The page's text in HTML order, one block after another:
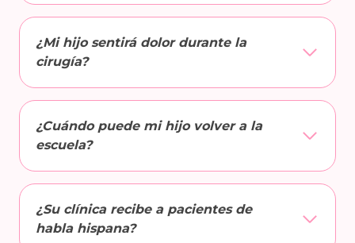
¿Mi hijo sentirá dolor durante la
cirugía?
¿Cuándo puede mi hijo volver a la
escuela?
¿Su clínica recibe a pacientes de
habla hispana?